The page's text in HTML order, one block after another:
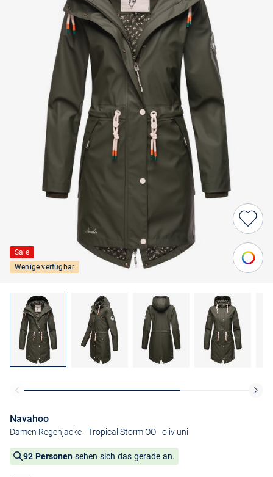
Sale
Wenige verfügbar
Navahoo
Damen Regenjacke - Tropical Storm OO- oliv uni
92 Personen sehen sich das gerade an.